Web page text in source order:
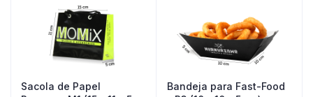
Sacola de Papel
Bandeja para Fast-Food